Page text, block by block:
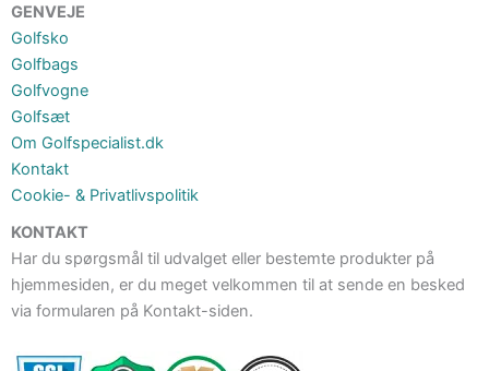
GENVEJE
Golfsko
Golfbags
Golfvogne
Golfsæt
Om Golfspecialist.dk
Kontakt
Cookie- & Privatlivspolitik
KONTAKT
Har du spørgsmål til udvalget eller bestemte produkter på
hjemmesiden, er du meget velkommen til at sende en besked
via formularen på Kontakt-siden.